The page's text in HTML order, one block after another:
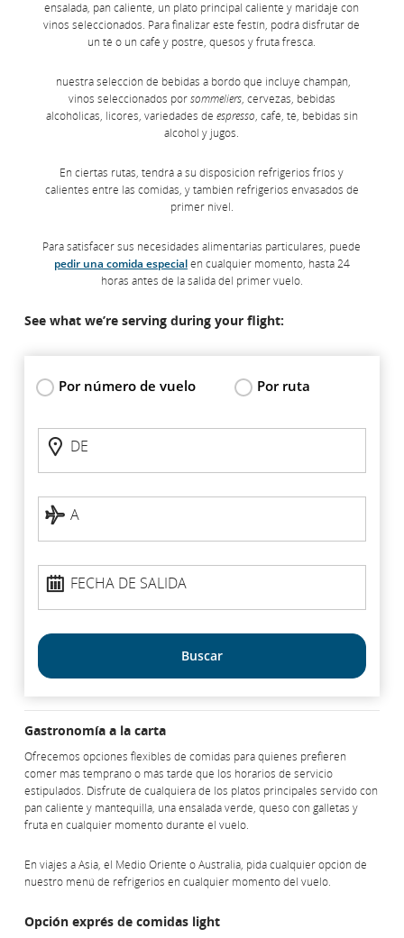
ensalada, pan caliente, un plato principal caliente y maridaje con
vinos seleccionados. Para finalizar este festín, podrá disfrutar de
un té o un café y postre, quesos y fruta fresca.
nuestra selección de bebidas a bordo que incluye champán,
vinos seleccionados porsommeliers, cervezas, bebidas
alcohólicas, licores, variedades de espresso, café, té, bebidas sin
alcohol y jugos.
En ciertas rutas, tendrá a su disposición refrigerios fríos y
calientes entre las comidas, y también refrigerios envasados de
primer nivel.
Para satisfacer sus necesidades alimentarias particulares, puede
pedir una comida especialen cualquier momento, hasta 24
horas antes de la salida del primer vuelo.
See what we’re serving during your flight:
Por número de vuelo Por ruta
Estado
del
vuelo
según
la
ruta
DE
DE
A
A
Fecha
de
salida
FECHA DE SALIDA
Buscar
Gastronomía a la carta
Ofrecemos opciones flexibles de comidas para quienes prefieren
comer más temprano o más tarde que los horarios de servicio
estipulados. Disfrute de cualquiera de los platos principales servido con
pan caliente y mantequilla, una ensalada verde, queso con galletas y
fruta en cualquier momento durante el vuelo.
En viajes a Asia, el Medio Oriente o Australia, pida cualquier opción de
nuestro menú de refrigerios en cualquier momento del vuelo.
Opción exprés de comidas light